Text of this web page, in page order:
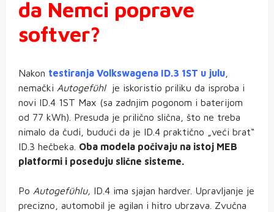
da Nemci poprave
softver?
Nakon testiranja Volkswagena ID.3 1ST u julu
nemački Autogefühlje iskoristio priliku da isproba i
novi ID.4 1ST Max (sa zadnjim pogonom i baterijom
od 77 kWh). Presuda je prilično slična, što ne treba
nimalo da čudi, budući da je ID.4 praktično „veći brat“
ID.3 hečbeka. Oba modela počivaju na istoj MEB
platformi i poseduju slične sisteme.
Po Autogefühlu, ID.4 ima sjajan hardver. Upravljanje je
precizno, automobil je agilan i hitro ubrzava. Zvučna